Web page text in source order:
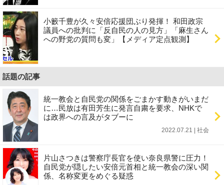
小籔千豊が久々安倍応援団ぶり発揮！ 和田政宗
議員への批判に「反自民の人の見方」「麻生さん
への野党の質問も変」【メディア定点観測】
話題の記事
統一教会と自民党の関係をごまかす動きがいまだ
に…民放は有田芳生に発言自粛を要求、NHKで
は政界への言及がタブーに
2022.07.21 | 社会
片山さつきは警察庁長官を使い奈良県警に圧力！
自民党が隠したい安倍元首相と統一教会の深い関
係、名称変更をめぐる疑惑